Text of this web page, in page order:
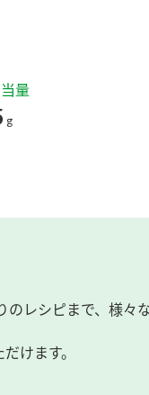
量
g
のレシピまで、様々
けます。